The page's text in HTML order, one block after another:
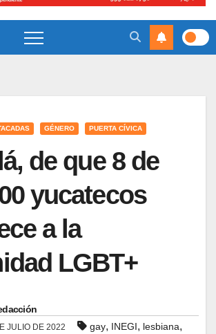
GÉNERO PUERTA CÍVICA
de que 8 de
yucatecos
a la
LGBT+
JULIO DE 2022 gay, INEGI, lesbiana,